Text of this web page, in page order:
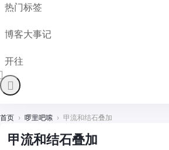
热门标签
博客大事记
开往
首页 › 啰里吧嗦 › 甲流和结石叠加
甲流和结石叠加